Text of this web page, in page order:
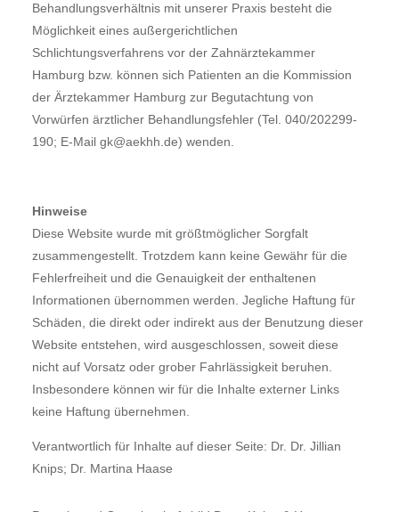
Behandlungsverhältnis mit unserer Praxis besteht die
Möglichkeit eines außergerichtlichen
Schlichtungsverfahrens vor der Zahnärztekammer
Hamburg bzw. können sich Patienten an die Kommission
der Ärztekammer Hamburg zur Begutachtung von
Vorwürfen ärztlicher Behandlungsfehler (Tel. 040/202299-
190; E-Mail gk@aekhh.de) wenden.
Hinweise
Diese Website wurde mit größtmöglicher Sorgfalt
zusammengestellt. Trotzdem kann keine Gewähr für die
Fehlerfreiheit und die Genauigkeit der enthaltenen
Informationen übernommen werden. Jegliche Haftung für
Schäden, die direkt oder indirekt aus der Benutzung dieser
Website entstehen, wird ausgeschlossen, soweit diese
nicht auf Vorsatz oder grober Fahrlässigkeit beruhen.
Insbesondere können wir für die Inhalte externer Links
keine Haftung übernehmen.
Verantwortlich für Inhalte auf dieser Seite: Dr. Dr. Jillian
Knips; Dr. Martina Haase